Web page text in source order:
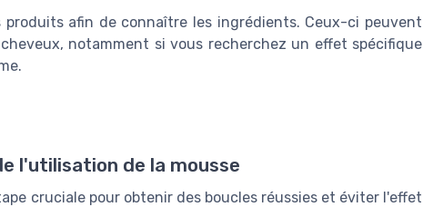
afin de connaître les ingrédients. Ceux-ci peuvent
notamment si vous recherchez un effet spécifique
l'utilisation de la mousse
cruciale pour obtenir des boucles réussies et éviter l'effet